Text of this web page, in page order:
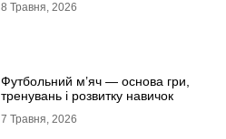
8 Травня, 2026
Футбольний м’яч — основа гри,
тренувань і розвитку навичок
7 Травня, 2026